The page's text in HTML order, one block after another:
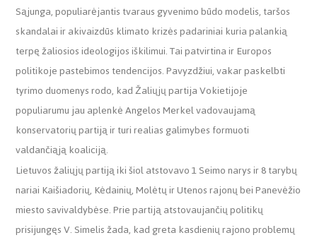
Sąjunga, populiarėjantis tvaraus gyvenimo būdo modelis, taršos
skandalai ir akivaizdūs klimato krizės padariniai kuria palankią
terpę žaliosios ideologijos iškilimui. Tai patvirtina ir Europos
politikoje pastebimos tendencijos. Pavyzdžiui, vakar paskelbti
tyrimo duomenys rodo, kad Žaliųjų partija Vokietijoje
populiarumu jau aplenkė Angelos Merkel vadovaujamą
konservatorių partiją ir turi realias galimybes formuoti
valdančiąją koaliciją.
Lietuvos žaliųjų partiją iki šiol atstovavo 1 Seimo narys ir 8 tarybų
nariai Kaišiadorių, Kėdainių, Molėtų ir Utenos rajonų bei Panevėžio
miesto savivaldybėse. Prie partiją atstovaujančių politikų
prisijungęs V. Simelis žada, kad greta kasdienių rajono problemų